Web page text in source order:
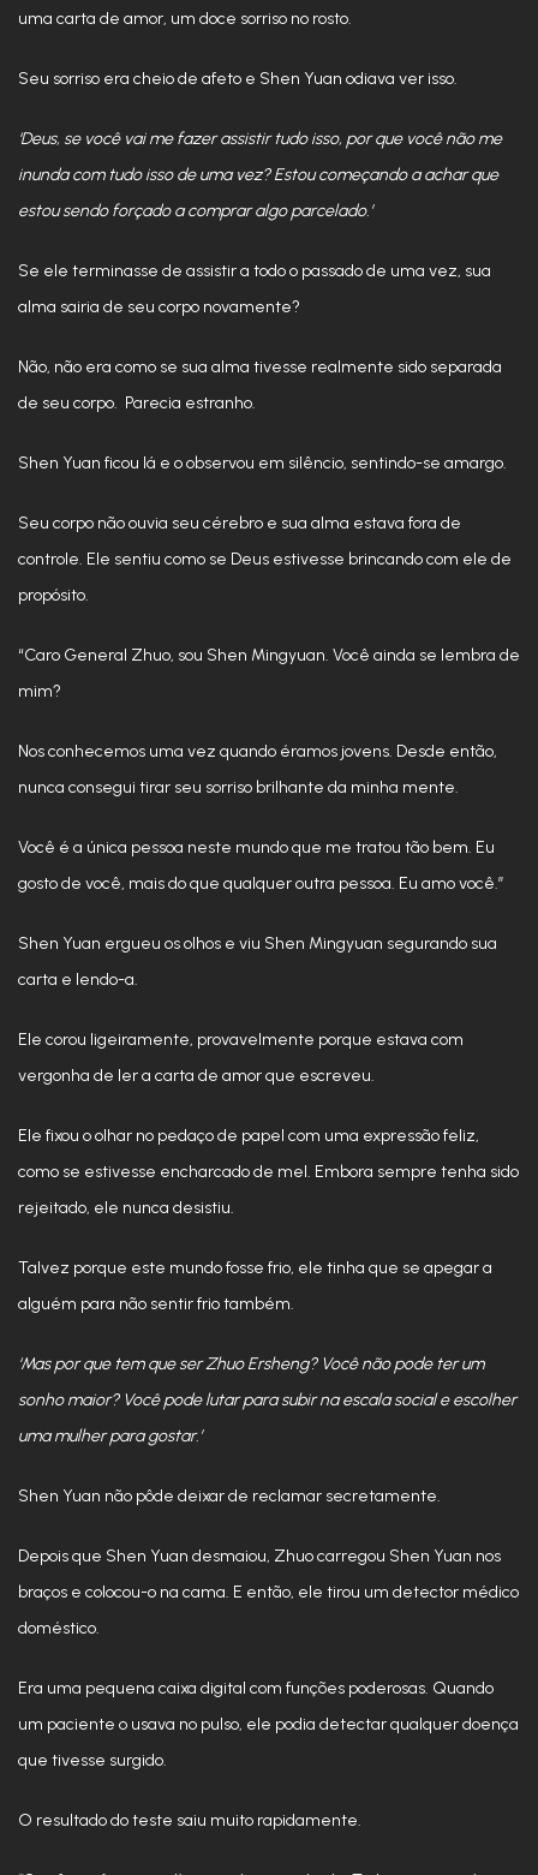
uma carta de amor, um doce sorriso no rosto.
Seu sorriso era cheio de afeto e Shen Yuan odiava ver isso.
‘Deus, se você vai me fazer assistir tudo isso, por que você não me
inunda com tudo isso de uma vez? Estou começando a achar que
estou sendo forçado a comprar algo parcelado.’
Se ele terminasse de assistir a todo o passado de uma vez, sua
alma sairia de seu corpo novamente?
Não, não era como se sua alma tivesse realmente sido separada
de seu corpo. Parecia estranho.
Shen Yuan ficou lá e o observou em silêncio, sentindo-se amargo.
Seu corpo não ouvia seu cérebro e sua alma estava fora de
controle. Ele sentiu como se Deus estivesse brincando com ele de
propósito.
“Caro General Zhuo, sou Shen Mingyuan. Você ainda se lembra de
mim?
Nos conhecemos uma vez quando éramos jovens. Desde então,
nunca consegui tirar seu sorriso brilhante da minha mente.
Você é a única pessoa neste mundo que me tratou tão bem. Eu
gosto de você, mais do que qualquer outra pessoa. Eu amo você.”
Shen Yuan ergueu os olhos e viu Shen Mingyuan segurando sua
carta e lendo-a.
Ele corou ligeiramente, provavelmente porque estava com
vergonha de ler a carta de amor que escreveu.
Ele fixou o olhar no pedaço de papel com uma expressão feliz,
como se estivesse encharcado de mel. Embora sempre tenha sido
rejeitado, ele nunca desistiu.
Talvez porque este mundo fosse frio, ele tinha que se apegar a
alguém para não sentir frio também.
‘Mas por que tem que ser Zhuo Ersheng? Você não pode ter um
sonho maior? Você pode lutar para subir na escala social e escolher
uma mulher para gostar.’
Shen Yuan não pôde deixar de reclamar secretamente.
Depois que Shen Yuan desmaiou, Zhuo carregou Shen Yuan nos
braços e colocou-o na cama. E então, ele tirou um detector médico
doméstico.
Era uma pequena caixa digital com funções poderosas. Quando
um paciente o usava no pulso, ele podia detectar qualquer doença
que tivesse surgido.
O resultado do teste saiu muito rapidamente.